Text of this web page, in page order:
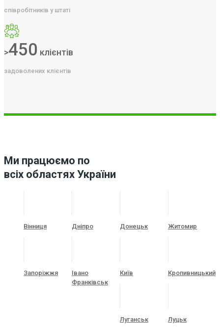
співробітників у штаті
>450 клієнтів
задоволених клієнтів
Ми працюємо по
всіх областях України
Вінниця Дніпро Донецьк Житомир
Запоріжжя
Івано
Франківськ
Київ Кропивницький
Луганськ Луцьк